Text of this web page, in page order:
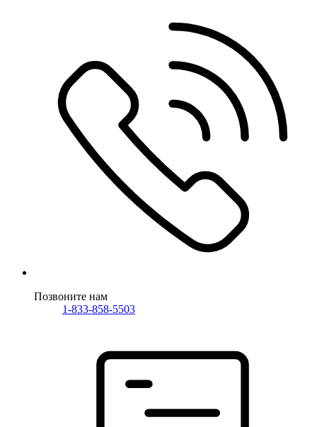
Позвоните нам
1-833-858-5503